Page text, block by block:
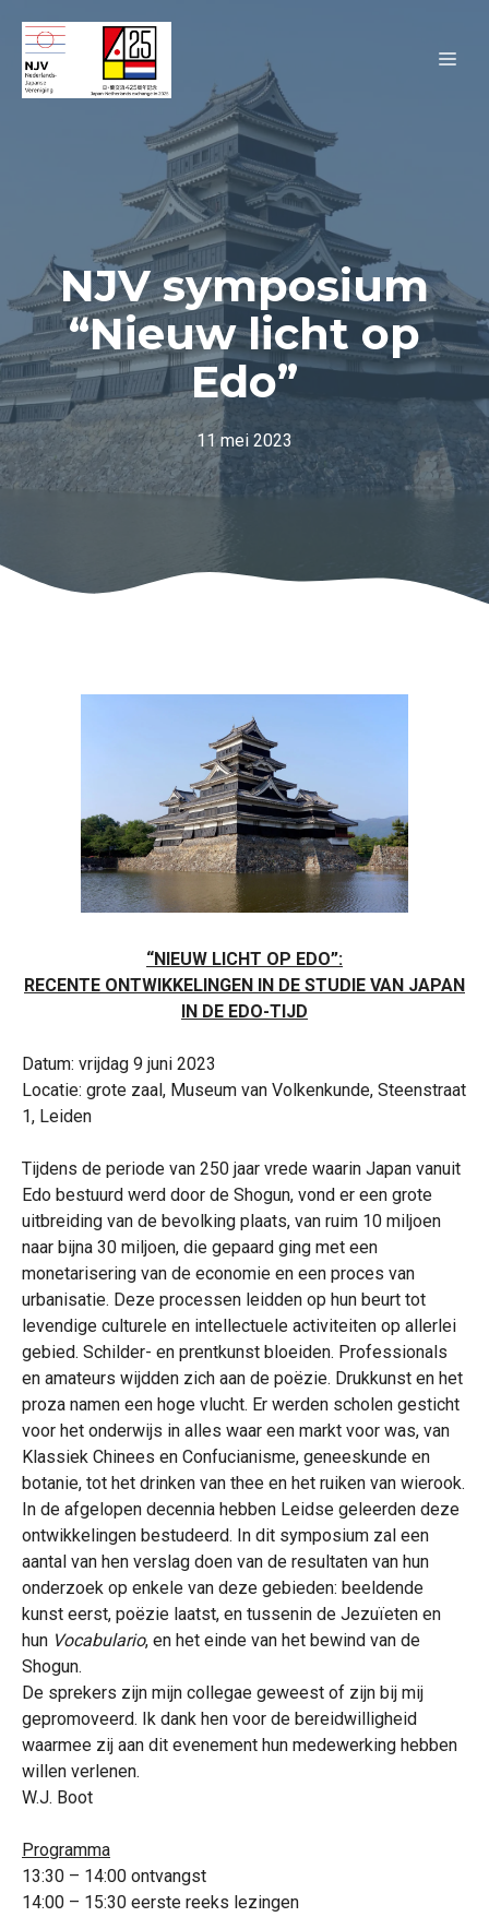
naar
inhoud
NJV symposium
“Nieuw licht op
Edo”
11 mei 2023
“NIEUW LICHT OP EDO”:
RECENTE ONTWIKKELINGEN IN DE STUDIE VAN JAPAN
IN DE EDO-TIJD
Datum: vrijdag 9 juni 2023
Locatie: grote zaal, Museum van Volkenkunde, Steenstraat
1, Leiden
Tijdens de periode van 250 jaar vrede waarin Japan vanuit
Edo bestuurd werd door de Shogun, vond er een grote
uitbreiding van de bevolking plaats, van ruim 10 miljoen
naar bijna 30 miljoen, die gepaard ging met een
monetarisering van de economie en een proces van
urbanisatie. Deze processen leidden op hun beurt tot
levendige culturele en intellectuele activiteiten op allerlei
gebied. Schilder- en prentkunst bloeiden. Professionals
en amateurs wijdden zich aan de poëzie. Drukkunst en het
proza namen een hoge vlucht. Er werden scholen gesticht
voor het onderwijs in alles waar een markt voor was, van
Klassiek Chinees en Confucianisme, geneeskunde en
botanie, tot het drinken van thee en het ruiken van wierook.
In de afgelopen decennia hebben Leidse geleerden deze
ontwikkelingen bestudeerd. In dit symposium zal een
aantal van hen verslag doen van de resultaten van hun
onderzoek op enkele van deze gebieden: beeldende
kunst eerst, poëzie laatst, en tussenin de Jezuïeten en
hun Vocabulario, en het einde van het bewind van de
Shogun.
De sprekers zijn mijn collegae geweest of zijn bij mij
gepromoveerd. Ik dank hen voor de bereidwilligheid
waarmee zij aan dit evenement hun medewerking hebben
willen verlenen.
W.J. Boot
Programma
13:30 – 14:00 ontvangst
14:00 – 15:30 eerste reeks lezingen